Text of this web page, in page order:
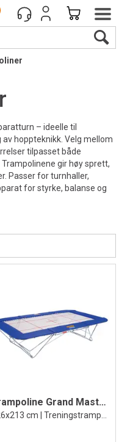
– ideelle til
hoppteknikk. Velg mellom
tilpasset både
gir høy sprett,
Passer for turnhaller,
for styrke, balanse og
Trampoline Grand Master Super Spesial